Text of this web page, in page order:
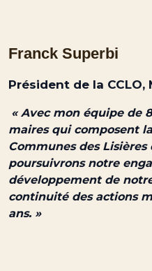
Franck Superbi
Président de la CCLO,
« Avec mon équipe de
maires qui composent
Communes des Lisières
poursuivrons notre
développement de
continuité des actions
ans. »